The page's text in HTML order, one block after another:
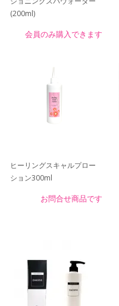
(200ml)
会員のみ購入できます
ヒーリングスキャルプロー
ション300ml
お問合せ商品です